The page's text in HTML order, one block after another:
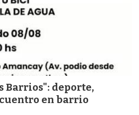
Barrios": deporte,
en barrio